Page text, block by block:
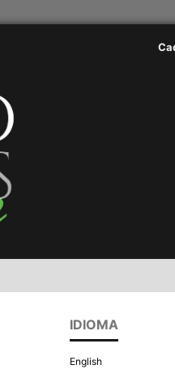
IDIOMA
English